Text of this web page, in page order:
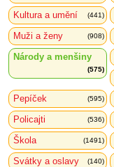
Kultura a umění (441)
Muži a ženy (908)
Národy a menšiny
(575)
Pepíček (595)
Policajti (536)
Škola (1491)
Svátky a oslavy (140)